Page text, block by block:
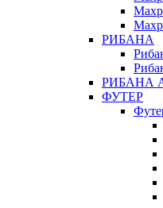
РИБАНА
РИБАНА
ФУТЕР